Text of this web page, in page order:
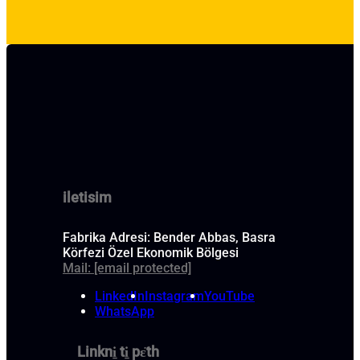
iletisim
Fabrika Adresi: Bender Abbas, Basra
Körfezi Özel Ekonomik Bölgesi
Mail: [email protected]
LinkedInInstagramYouTube
WhatsApp
Linkni̱ ti̱ pɛ̈th